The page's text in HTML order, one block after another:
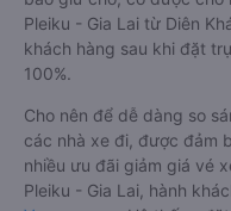
Pleiku - Gia Lai từ Diên
khách hàng sau khi đặt
100%.
Cho nên để dễ dàng so
các nhà xe đi, được đảm
nhiều ưu đãi giảm giá vé
Pleiku - Gia Lai, hành